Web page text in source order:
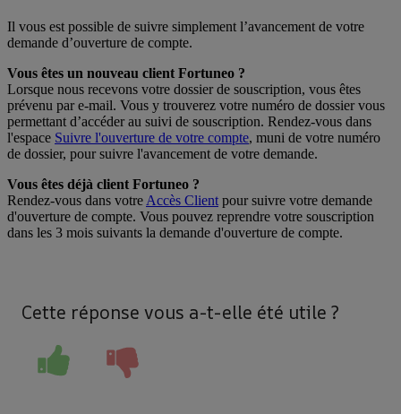
Il vous est possible de suivre simplement l’avancement de votre
demande d’ouverture de compte.
Vous êtes un nouveau client Fortuneo ?
Lorsque nous recevons votre dossier de souscription, vous êtes
prévenu par e-mail. Vous y trouverez votre numéro de dossier vous
permettant d’accéder au suivi de souscription. Rendez-vous dans
l'espace Suivre l'ouverture de votre compte, muni de votre numéro
de dossier, pour suivre l'avancement de votre demande.
Vous êtes déjà client Fortuneo ?
Rendez-vous dans votre Accès Client pour suivre votre demande
d'ouverture de compte. Vous pouvez reprendre votre souscription
dans les 3 mois suivants la demande d'ouverture de compte.
Cette réponse vous a-t-elle été utile ?